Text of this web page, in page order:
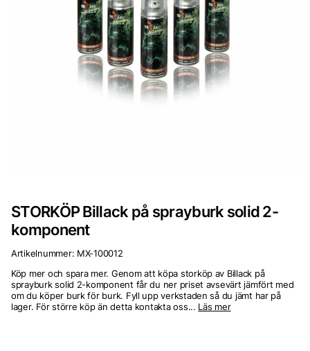
STORKÖP Billack på sprayburk solid 2-
komponent
Artikelnummer: MX-100012
Köp mer och spara mer. Genom att köpa storköp av Billack på
sprayburk solid 2-komponent får du ner priset avsevärt jämfört med
om du köper burk för burk. Fyll upp verkstaden så du jämt har på
lager. För större köp än detta kontakta oss... Läs mer